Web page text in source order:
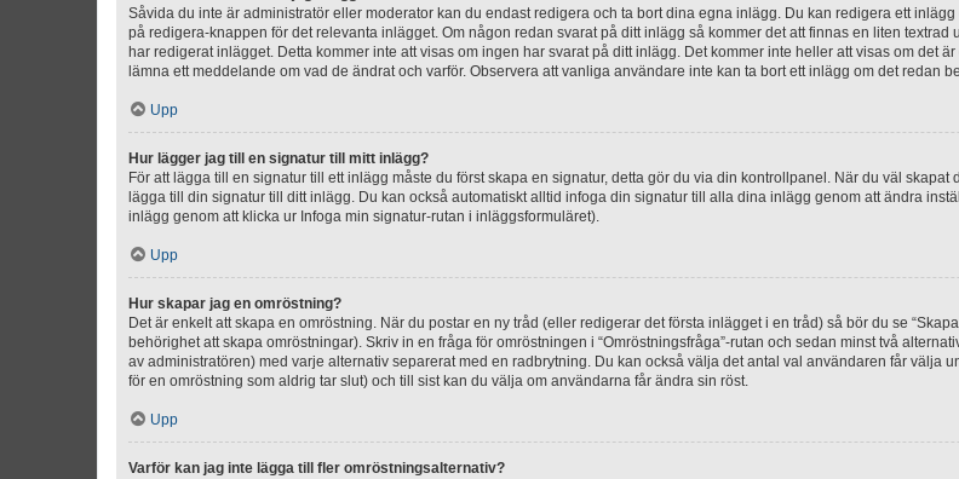
Såvida du inte är administratör eller moderator kan du endast redigera och ta bort dina egna inlägg. Du kan redigera ett
på redigera-knappen för det relevanta inlägget. Om någon redan svarat på ditt inlägg så kommer det att finnas en liten
har redigerat inlägget. Detta kommer inte att visas om ingen har svarat på ditt inlägg. Det kommer inte heller att visas om det
lämna ett meddelande om vad de ändrat och varför. Observera att vanliga användare inte kan ta bort ett inlägg om det redan
Upp
Hur lägger jag till en signatur till mitt inlägg?
För att lägga till en signatur till ett inlägg måste du först skapa en signatur, detta gör du via din kontrollpanel. När du väl
lägga till din signatur till ditt inlägg. Du kan också automatiskt alltid infoga din signatur till alla dina inlägg genom att ändra
inlägg genom att klicka ur Infoga min signatur-rutan i inläggsformuläret).
Upp
Hur skapar jag en omröstning?
Det är enkelt att skapa en omröstning. När du postar en ny tråd (eller redigerar det första inlägget i en tråd) så bör du se
behörighet att skapa omröstningar). Skriv in en fråga för omröstningen i “Omröstningsfråga”-rutan och sedan minst två
av administratören) med varje alternativ separerat med en radbrytning. Du kan också välja det antal val användaren får välja
för en omröstning som aldrig tar slut) och till sist kan du välja om användarna får ändra sin röst.
Upp
Varför kan jag inte lägga till fler omröstningsalternativ?